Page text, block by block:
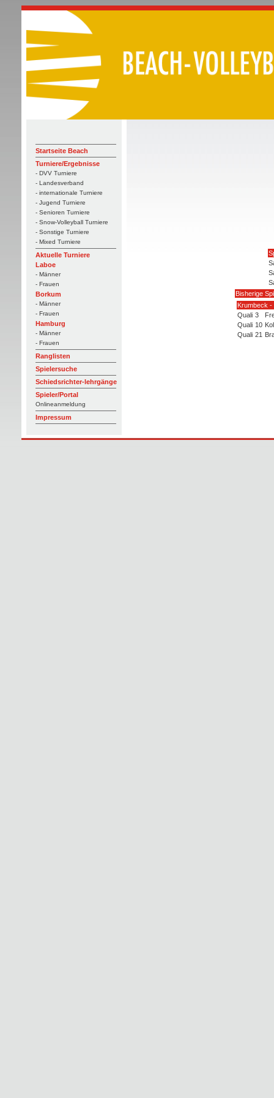
Startseite Beach
Turniere/Ergebnisse
- DVV Turniere
- Landesverband
- internationale Turniere
- Jugend Turniere
- Senioren Turniere
- Snow-Volleyball Turniere
- Sonstige Turniere
- Mixed Turniere
Aktuelle Turniere
Laboe
- Männer
- Frauen
Borkum
- Männer
- Frauen
Hamburg
- Männer
- Frauen
Ranglisten
Spielersuche
Schiedsrichter-lehrgänge
Spieler/Portal
Onlineanmeldung
Impressum
Bisherige
Krumbeck -
Quali 3
Quali 10
Quali 21